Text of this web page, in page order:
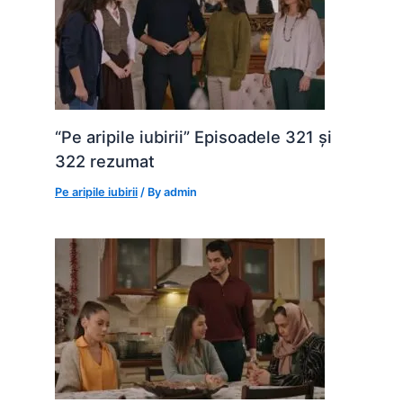
“Pe aripile iubirii” Episoadele 321 și
322 rezumat
Pe aripile iubirii / Byadmin